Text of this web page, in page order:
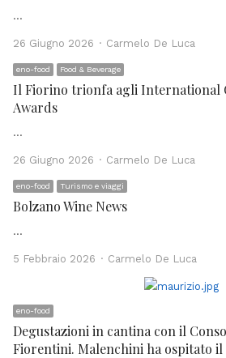
…
26 Giugno 2026 Author
Carmelo De Luca
eno-food Food & Beverage
Il Fiorino trionfa agli International
Awards
…
26 Giugno 2026 Author
Carmelo De Luca
eno-food Turismo e viaggi
Bolzano Wine News
…
5 Febbraio 2026 Author
Carmelo De Luca
eno-food
Degustazioni in cantina con il
Fiorentini. Malenchini ha ospitato